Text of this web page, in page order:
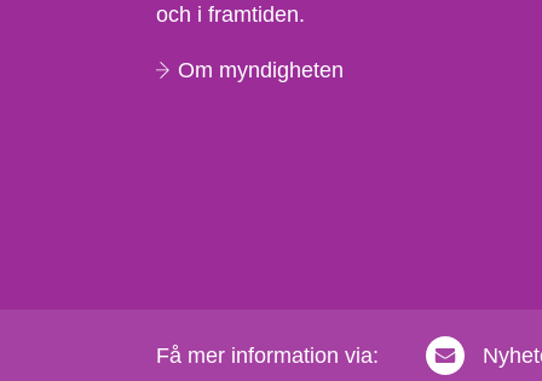
och i framtiden.
Om myndigheten
Få mer information via: